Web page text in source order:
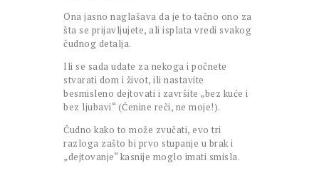
Ona jasno naglašava da je to tačno ono za
šta se prijavljujete, ali isplata vredi svakog
čudnog detalja.
Ili se sada udate za nekoga i počnete
stvarati dom i život, ili nastavite
besmisleno dejtovati i završite „bez kuće i
bez ljubavi“ (Čenine reči, ne moje!).
Čudno kako to može zvučati, evo tri
razloga zašto bi prvo stupanje u brak i
„dejtovanje“ kasnije moglo imati smisla.